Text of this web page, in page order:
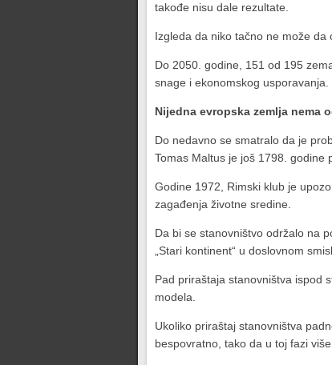
takođe nisu dale rezultate.
Izgleda da niko tačno ne može da
Do 2050. godine, 151 od 195
snage i ekonomskog usporavanja.
Nijedna evropska zemlja nema
Do nedavno se smatralo da je
Tomas Maltus je još 1798. godine
Godine 1972, Rimski klub je
zagađenja životne sredine.
Da bi se stanovništvo održalo na
„Stari kontinent“ u doslovnom
Pad priraštaja stanovništva ispod
modela.
Ukoliko priraštaj stanovništva
bespovratno, tako da u toj fazi